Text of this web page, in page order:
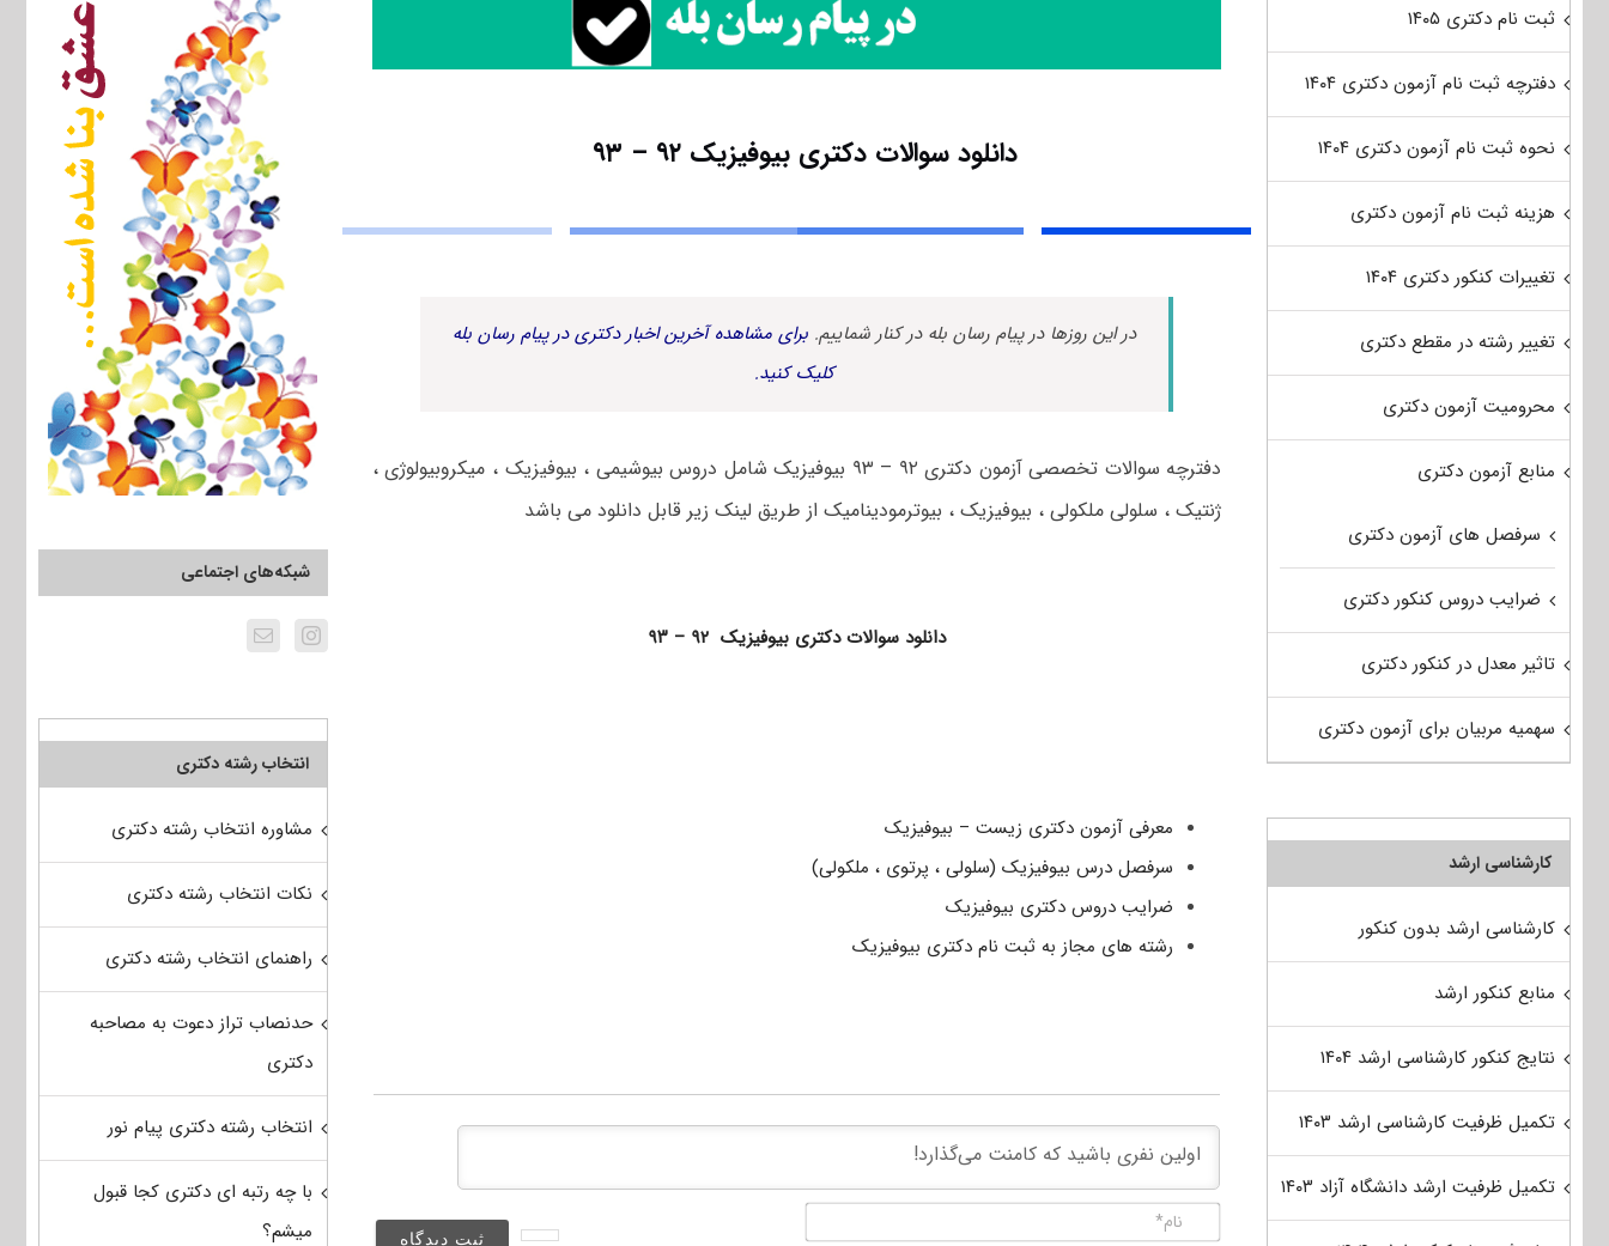
دانلود سوالات دکتری بیوفیزیک ۹۲ – ۹۳
در این روزها در پیام رسان بله در کنار شماییم. برای مشاهده آخرین اخبار دکتری در پیام رسان بله
کلیک کنید.
دفترچه سوالات تخصصی آزمون دکتری ۹۲ – ۹۳ بیوفیزیک شامل دروس بیوشیمی ، بیوفیزیک ، میکروبیولوژی ،
ژنتیک ، سلولی ملکولی ، بیوفیزیک ، بیوترمودینامیک از طریق لینک زیر قابل دانلود می باشد
دانلود سوالات دکتری بیوفیزیک ۹۲ – ۹۳
معرفی آزمون دکتری زیست – بیوفیزیک
سرفصل درس بیوفیزیک (سلولی ، پرتوی ، ملکولی)
ضرایب دروس دکتری بیوفیزیک
رشته های مجاز به ثبت نام دکتری بیوفیزیک
شبکه‌های اجتماعی
انتخاب رشته دکتری
مشاوره انتخاب رشته دکتری
نکات انتخاب رشته دکتری
راهنمای انتخاب رشته دکتری
حدنصاب تراز دعوت به مصاحبه
دکتری
انتخاب رشته دکتری پیام نور
با چه رتبه ای دکتری کجا قبول
میشم؟
ثبت نام دکتری ۱۴۰۵
دفترچه ثبت نام آزمون دکتری ۱۴۰۴
نحوه ثبت نام آزمون دکتری ۱۴۰۴
هزینه ثبت نام آزمون دکتری
تغییرات کنکور دکتری ۱۴۰۴
تغییر رشته در مقطع دکتری
محرومیت آزمون دکتری
منابع آزمون دکتری
سرفصل های آزمون دکتری
ضرایب دروس کنکور دکتری
تاثیر معدل در کنکور دکتری
سهمیه مربیان برای آزمون دکتری
کارشناسی ارشد
کارشناسی ارشد بدون کنکور
منابع کنکور ارشد
نتایج کنکور کارشناسی ارشد ۱۴۰۴
تکمیل ظرفیت کارشناسی ارشد ۱۴۰۳
تکمیل ظرفیت ارشد دانشگاه آزاد ۱۴۰۳